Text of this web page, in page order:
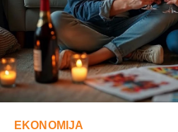
EKONOMIJA